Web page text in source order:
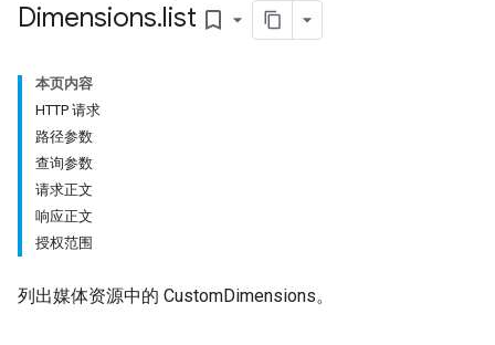
Dimensions.list bookmark_border
本页内容
HTTP 请求
路径参数
查询参数
请求正文
响应正文
授权范围
列出媒体资源中的 CustomDimensions。